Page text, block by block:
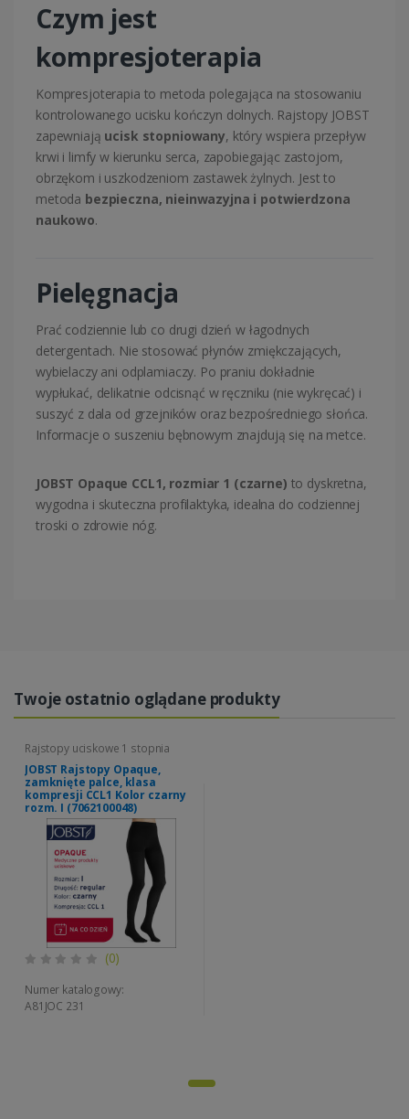
Czym jest
kompresjoterapia
Kompresjoterapia to metoda polegająca na stosowaniu
kontrolowanego ucisku kończyn dolnych. Rajstopy JOBST
zapewniają ucisk stopniowany, który wspiera przepływ
krwi i limfy w kierunku serca, zapobiegając zastojom,
obrzękom i uszkodzeniom zastawek żylnych. Jest to
metoda bezpieczna, nieinwazyjna i potwierdzona
naukowo.
Pielęgnacja
Prać codziennie lub co drugi dzień w łagodnych
detergentach. Nie stosować płynów zmiękczających,
wybielaczy ani odplamiaczy. Po praniu dokładnie
wypłukać, delikatnie odcisnąć w ręczniku (nie wykręcać) i
suszyć z dala od grzejników oraz bezpośredniego słońca.
Informacje o suszeniu bębnowym znajdują się na metce.
JOBST Opaque CCL1, rozmiar 1 (czarne) to dyskretna,
wygodna i skuteczna profilaktyka, idealna do codziennej
troski o zdrowie nóg.
Twoje ostatnio oglądane produkty
Rajstopy uciskowe 1 stopnia
JOBST Rajstopy Opaque,
zamknięte palce, klasa
kompresji CCL1 Kolor czarny
rozm. I (7062100048)
(0)
Numer katalogowy:
A81JOC 231